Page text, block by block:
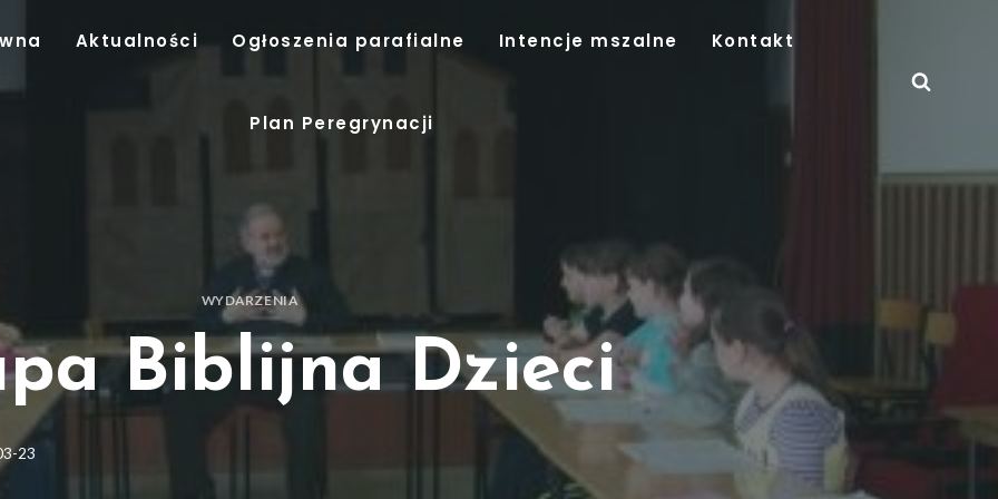
Aktualności Ogłoszenia parafialne Intencje mszalne Kontakt
Plan Peregrynacji
WYDARZENIA
Biblijna Dzieci
23